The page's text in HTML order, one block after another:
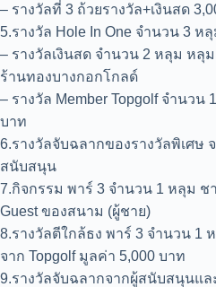
– รางวัลที่ 3 ถ้วยรางวัล+เงินสด
5.รางวัล Hole In One จำนวน 3 หลุ
– รางวัลเงินสด จำนวน 2 หลุม หลุ
ร้านทองบางกอกโกลด์
– รางวัล Member Topgolf จำนวน
บาท
6.รางวัลจับฉลากของรางวัลพิเศษ
สนับสนุน
7.กิจกรรม พาร์ 3 จำนวน 1 หลุม ช
Guest ของสนาม (ผู้ชาย)
8.รางวัลตีใกล้ธง พาร์ 3 จำนวน 1
จาก Topgolf มูลค่า 5,000 บาท
9.รางวัลจับฉลากจากผู้สนับสนุนแ